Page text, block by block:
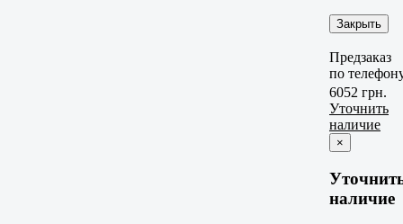
Закрыть
Предзаказ
по
6052 грн.
Уточнить
наличие
×
наличие